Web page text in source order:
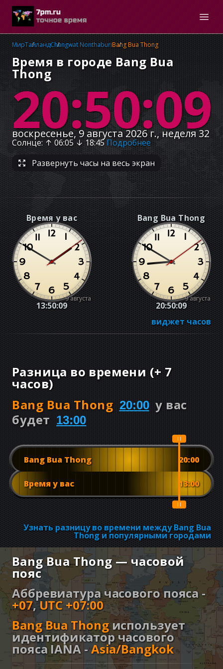
МирТайландChangwat NonthaburiBang Bua Thong
Время в городе Bang Bua
Thong
20:50:09
воскресенье, 9 августа 2026 г., неделя 32
Солнце: ↑06:05↓18:45 Подробнее
Развернуть часы на весь экран
Время у вас
13:50:09
9 августа
Bang Bua Thong
20:50:09
9 августа
виджет часов
Разница во времени (+7
часов)
Bang Bua Thong 20:00 у вас
будет 13:00
Bang Bua Thong 20:00
Время у вас 13:00
Узнать разницу во времени между Bang Bua
Thong и популярными городами
Bang Bua Thong — часовой
пояс
Аббревиатура часового пояса -
+07,UTC +07:00
Bang Bua Thongиспользует
идентификатор часового
пояса IANA -Asia/Bangkok